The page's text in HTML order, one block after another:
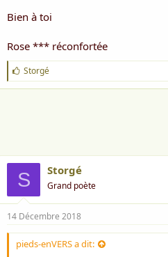
Bien à toi
Rose *** réconfortée
J
'
a
Storgé
S Storgé
Grand poète
14 Décembre 2018
pieds-enVERS a dit: